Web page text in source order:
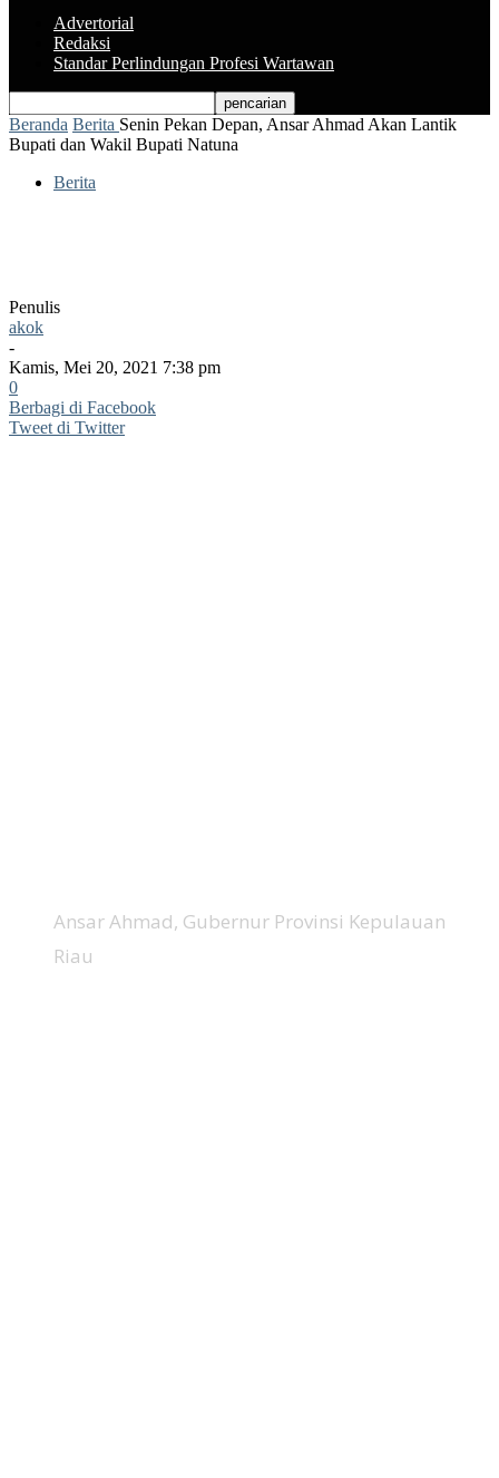
Advertorial
Redaksi
Standar Perlindungan Profesi Wartawan
Beranda Berita Senin Pekan Depan, Ansar Ahmad Akan Lantik
Bupati dan Wakil Bupati Natuna
Berita
Penulis
akok
-
Kamis, Mei 20, 2021 7:38 pm
0
Berbagi di Facebook
Tweet di Twitter
Ansar Ahmad, Gubernur Provinsi Kepulauan
Riau